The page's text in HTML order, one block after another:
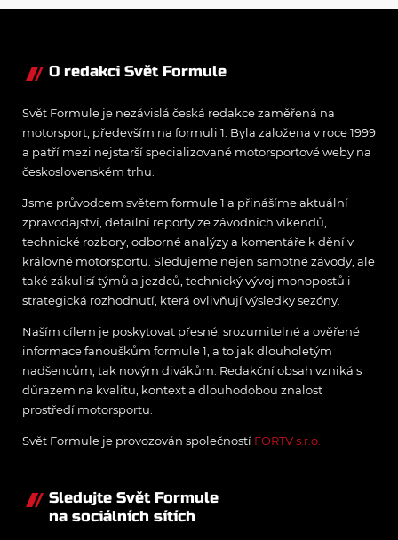
pravého šampiona
O redakci Svět Formule
Svět Formule je nezávislá česká redakce zaměřená na
motorsport, především na formuli 1. Byla založena v roce 1999
a patří mezi nejstarší specializované motorsportové weby na
československém trhu.
Jsme průvodcem světem formule 1 a přinášíme aktuální
zpravodajství, detailní reporty ze závodních víkendů,
technické rozbory, odborné analýzy a komentáře k dění v
královně motorsportu. Sledujeme nejen samotné závody, ale
také zákulisí týmů a jezdců, technický vývoj monopostů i
strategická rozhodnutí, která ovlivňují výsledky sezóny.
Naším cílem je poskytovat přesné, srozumitelné a ověřené
informace fanouškům formule 1, a to jak dlouholetým
nadšencům, tak novým divákům. Redakční obsah vzniká s
důrazem na kvalitu, kontext a dlouhodobou znalost
prostředí motorsportu.
Svět Formule je provozován společností FORTV s.r.o.
Sledujte Svět Formule
na sociálních sítích